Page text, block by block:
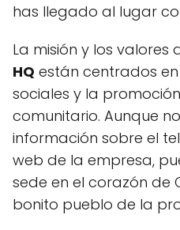
has llegado al lugar
La misión y los valores
HQ están centrados
sociales y la
comunitario. Aunque
información sobre el
web de la empresa,
sede en el corazón de
bonito pueblo de la